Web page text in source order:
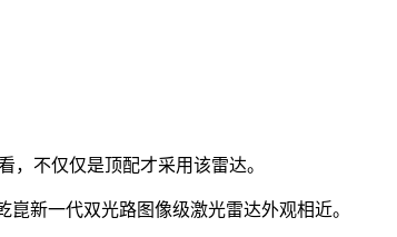
，不仅仅是顶配才采用该雷达。
新一代双光路图像级激光雷达外观相近。